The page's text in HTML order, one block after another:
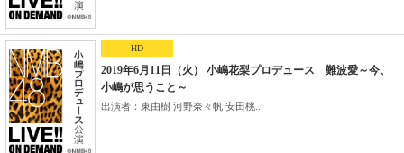
HD
2019年6月11日（火） 小嶋花梨プロデュース 難波愛～今、
小嶋が思うこと～
出演者：東由樹 河野奈々帆 安田桃...